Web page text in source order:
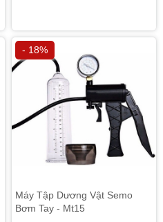
- 18%
Máy Tập Dương Vật Semo
Bơm Tay - Mt15